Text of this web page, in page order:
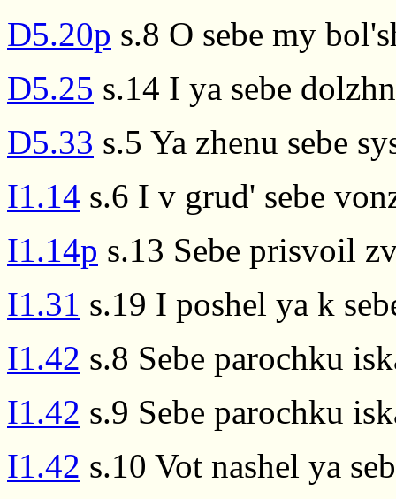
D5.20p s.8 O sebe my
D5.25 s.14 I ya sebe
D5.33 s.5 Ya zhenu sebe
I1.14 s.6 I v grud' sebe
I1.14p s.13 Sebe prisvoil
I1.31 s.19 I poshel ya k
I1.42 s.8 Sebe parochku
I1.42 s.9 Sebe parochku
I1.42 s.10 Vot nashel ya